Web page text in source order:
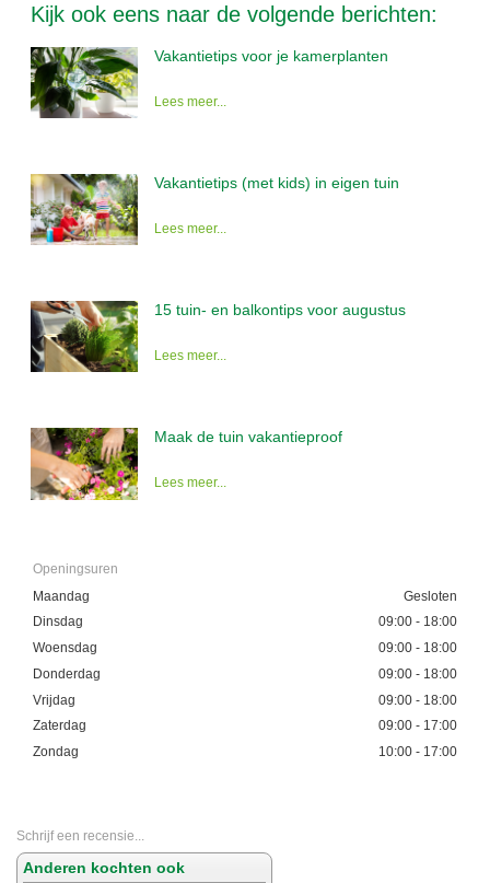
Kijk ook eens naar de volgende berichten:
Vakantietips voor je kamerplanten
Lees meer...
Vakantietips (met kids) in eigen tuin
Lees meer...
15 tuin- en balkontips voor augustus
Lees meer...
Maak de tuin vakantieproof
Lees meer...
Openingsuren
Maandag
Gesloten
Dinsdag
09:00 - 18:00
Woensdag
09:00 - 18:00
Donderdag
09:00 - 18:00
Vrijdag
09:00 - 18:00
Zaterdag
09:00 - 17:00
Zondag
10:00 - 17:00
Schrijf een recensie...